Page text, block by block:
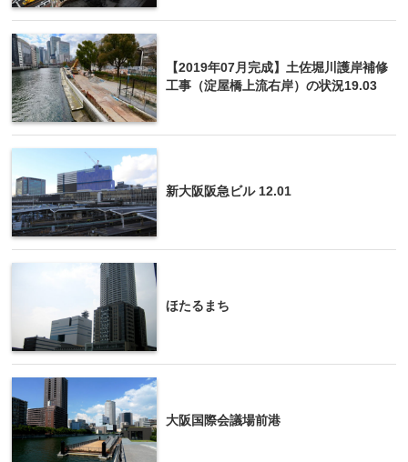
【2019年07月完成】土佐堀川護岸補修
工事（淀屋橋上流右岸）の状況19.03
新大阪阪急ビル 12.01
ほたるまち
大阪国際会議場前港